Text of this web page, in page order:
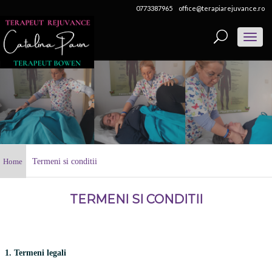
0773387965 office@terapiarejuvance.ro
Home Termeni si conditii
TERMENI SI CONDITII
1. Termeni legali